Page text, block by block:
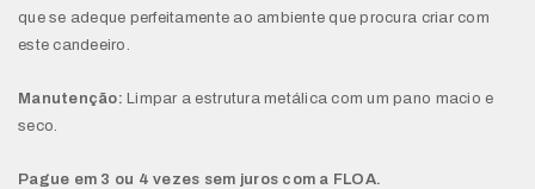
que se adeque perfeitamente ao ambiente que procura criar com
este candeeiro.
Manutenção: Limpar a estrutura metálica com um pano macio e
seco.
Pague em 3 ou 4 vezes sem juros com a FLOA.